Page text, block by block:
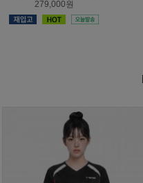
158,000원